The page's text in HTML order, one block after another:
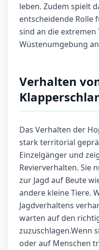
leben. Zudem spielt
entscheidende Rolle
sind an die
Wüstenumgebung
Verhalten
Das Verhalten der
stark territorial
Einzelgänger und
Revierverhalten. Sie
zur Jagd auf Beute
andere kleine Tiere.
Jagdverhaltens
warten auf den
zuzuschlagen.Wenn
oder auf Menschen